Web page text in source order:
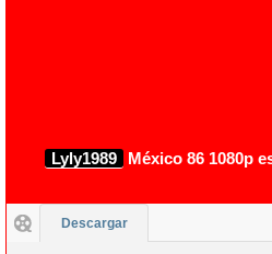
Lyly1989 México 86 1080p
Descargar